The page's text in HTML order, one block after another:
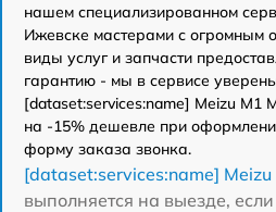
нашем специализированном
Ижевске мастерами с огромным
виды услуг и запчасти
гарантию - мы в сервисе
[dataset:services:name] Meizu M1
на -15% дешевле при
форму заказа звонка.
[dataset:services:name]
выполняется на выезде, если